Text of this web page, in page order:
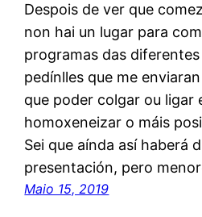
Despois de ver que
non hai un lugar para
programas das
pedínlles que me
que poder colgar ou ligar
homoxeneizar o máis
Sei que aínda así haberá
presentación, pero
Maio 15, 2019